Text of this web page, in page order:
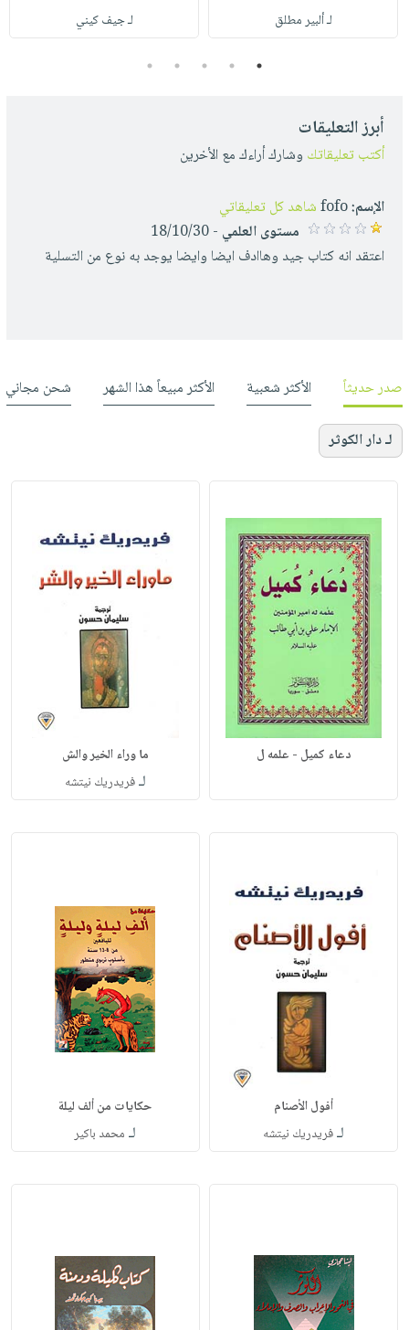
لـ ألبير مطلق
لـ جيف كيني
1
2
3
4
5
أبرز التعليقات
أكتب تعليقاتك وشارك أراءك مع الأخرين
الإسم:fofoشاهد كل تعليقاتي
مستوى العلمي - 18/10/30
اعتقد انه كتاب جيد وهاادف ايضا وايضا يوجد به نوع من التسلية
صدر حديثاً الأكثر شعبية الأكثر مبيعاً هذا الشهر شحن مجاني
لـ دار الكوثر
دعاء كميل - علمه ل ما وراء الخير والش
لـفريدريك نيتشه
أفول الأصنام
لـفريدريك نيتشه
حكايات من ألف ليلة
لـ محمد باكير